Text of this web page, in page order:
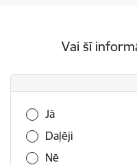
Vai šī
Vai šī informācija bija
Jā
Daļēji
Nē